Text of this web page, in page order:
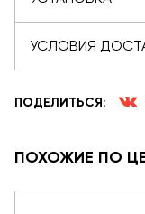
УСЛОВИЯ
ПОДЕЛИТЬСЯ:
ПОХОЖИЕ ПО